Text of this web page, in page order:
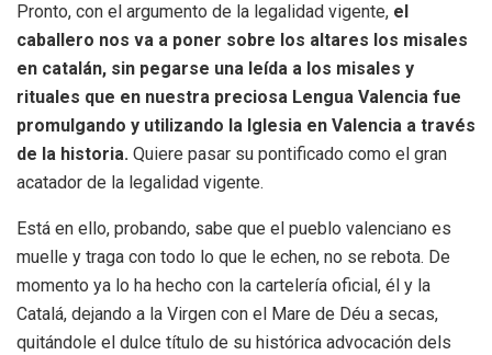
Pronto, con el argumento de la legalidad vigente, el
caballero nos va a poner sobre los altares los misales
en catalán, sin pegarse una leída a los misales y
rituales que en nuestra preciosa Lengua Valencia fue
promulgando y utilizando la Iglesia en Valencia a través
de la historia. Quiere pasar su pontificado como el gran
acatador de la legalidad vigente.
Está en ello, probando, sabe que el pueblo valenciano es
muelle y traga con todo lo que le echen, no se rebota. De
momento ya lo ha hecho con la cartelería oficial, él y la
Catalá, dejando a la Virgen con el Mare de Déu a secas,
quitándole el dulce título de su histórica advocación dels